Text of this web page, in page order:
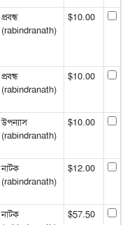
প্রবন্ধ
(rabindranath)
$10.00
প্রবন্ধ
(rabindranath)
$10.00
উপন্যাস
(rabindranath)
$10.00
নাটক
(rabindranath)
$12.00
নাটক
$57.50